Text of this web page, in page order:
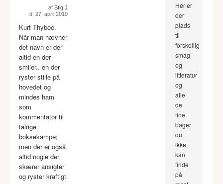
af Stig J
d. 27. april 2010
Kurt Thyboe.
Når man nævner
det navn er der
altid en der
smiler.. en der
ryster stille på
hovedet og
mindes ham
som
kommentator til
talrige
boksekampe;
men der er også
altid nogle der
skærer ansigter
og ryster kraftigt
Her er
der
plads
til
forskellig
smag
og
litteratur
og
alle
de
fine
bøger
du
ikke
kan
finde
på